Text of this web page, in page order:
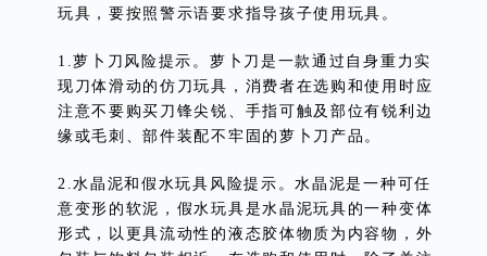
玩具，要按照警示语要求指导孩子使用玩具。
1.萝卜刀风险提示。萝卜刀是一款通过自身重力实
现刀体滑动的仿刀玩具，消费者在选购和使用时应
注意不要购买刀锋尖锐、手指可触及部位有锐利边
缘或毛刺、部件装配不牢固的萝卜刀产品。
2.水晶泥和假水玩具风险提示。水晶泥是一种可任
意变形的软泥，假水玩具是水晶泥玩具的一种变体
形式，以更具流动性的液态胶体物质为内容物，外